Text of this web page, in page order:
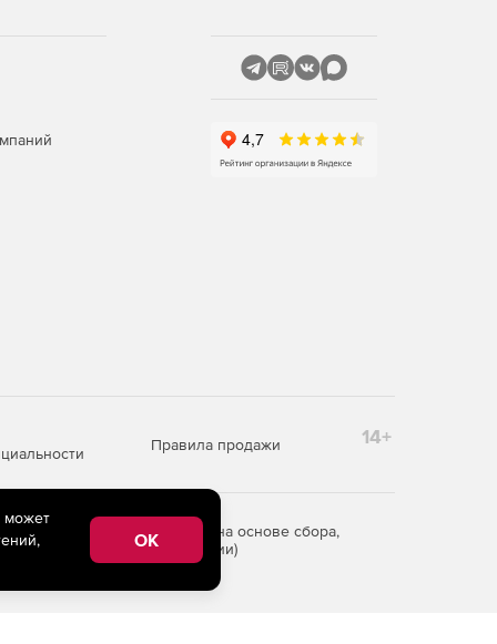
Правила продажи 14+
информации на основе сбора,
Российской Федерации)
может
OK